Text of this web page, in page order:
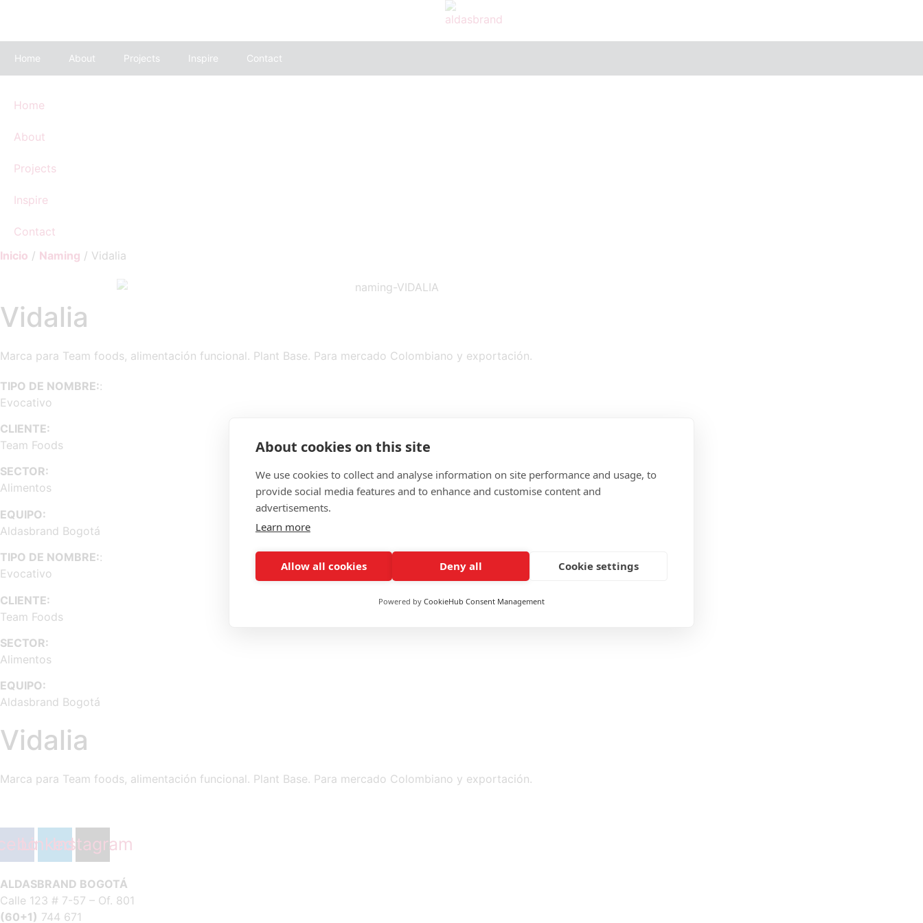
contenido
Home About Projects Inspire Contact
Home
About
Projects
Inspire
Contact
Inicio / Naming / Vidalia
Vidalia
Marca para Team foods, alimentación funcional. Plant Base. Para mercado Colombiano y exportación.
TIPO DE NOMBRE::
Evocativo
CLIENTE:
Team Foods
SECTOR:
Alimentos
EQUIPO:
Aldasbrand Bogotá
TIPO DE NOMBRE::
Evocativo
CLIENTE:
Team Foods
SECTOR:
Alimentos
EQUIPO:
Aldasbrand Bogotá
Vidalia
Marca para Team foods, alimentación funcional. Plant Base. Para mercado Colombiano y exportación.
Linkedin
Instagram
ALDASBRAND BOGOTÁ
Calle 123 # 7-57 – Of. 801
(60+1) 744 671
About cookies on this site
We use cookies to collect and analyse information on site performance and usage, to
provide social media features and to enhance and customise content and
advertisements.
Learn more
Allow all cookies Deny all Cookie settings
Powered by CookieHub Consent Management